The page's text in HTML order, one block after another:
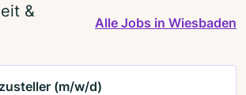
&
Alle Jobs in Wiesbaden
(m/w/d)